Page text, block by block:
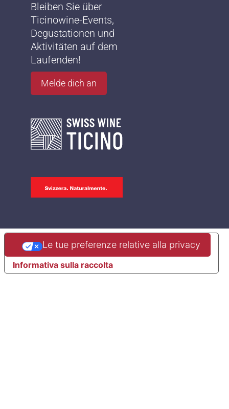
Bleiben Sie über
Ticinowine-Events,
Degustationen und
Aktivitäten auf dem
Laufenden!
Melde dich an
Informativa sulla raccolta
Le tue preferenze relative alla privacy